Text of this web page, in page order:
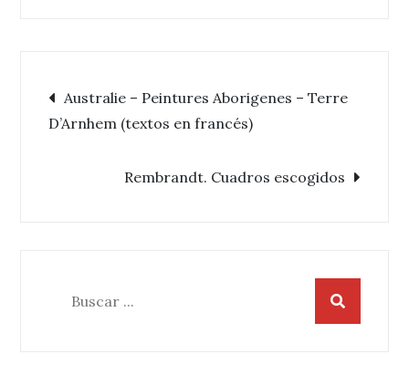
Navegación
Australie – Peintures Aborigenes – Terre
D’Arnhem (textos en francés)
Rembrandt. Cuadros escogidos